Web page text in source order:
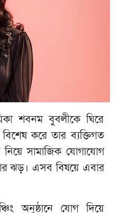
শবনম বুবলীকে ঘিরে
করে তার ব্যক্তিগত
সামাজিক যোগাযোগ
ঝড়। এসব বিষয়ে এবার
অনুষ্ঠানে যোগ দিয়ে